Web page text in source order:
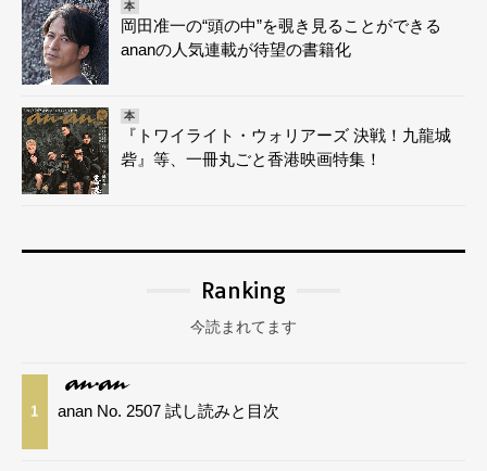
本
岡田准一の“頭の中”を覗き見ることができる
ananの人気連載が待望の書籍化
本
『トワイライト・ウォリアーズ 決戦！九龍城
砦』等、一冊丸ごと香港映画特集！
Ranking
今読まれてます
1 anan No. 2507 試し読みと目次